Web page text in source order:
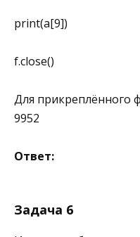
print(a[9])
f.close()
Для прикреплённого
9952
Ответ:
Задача 6